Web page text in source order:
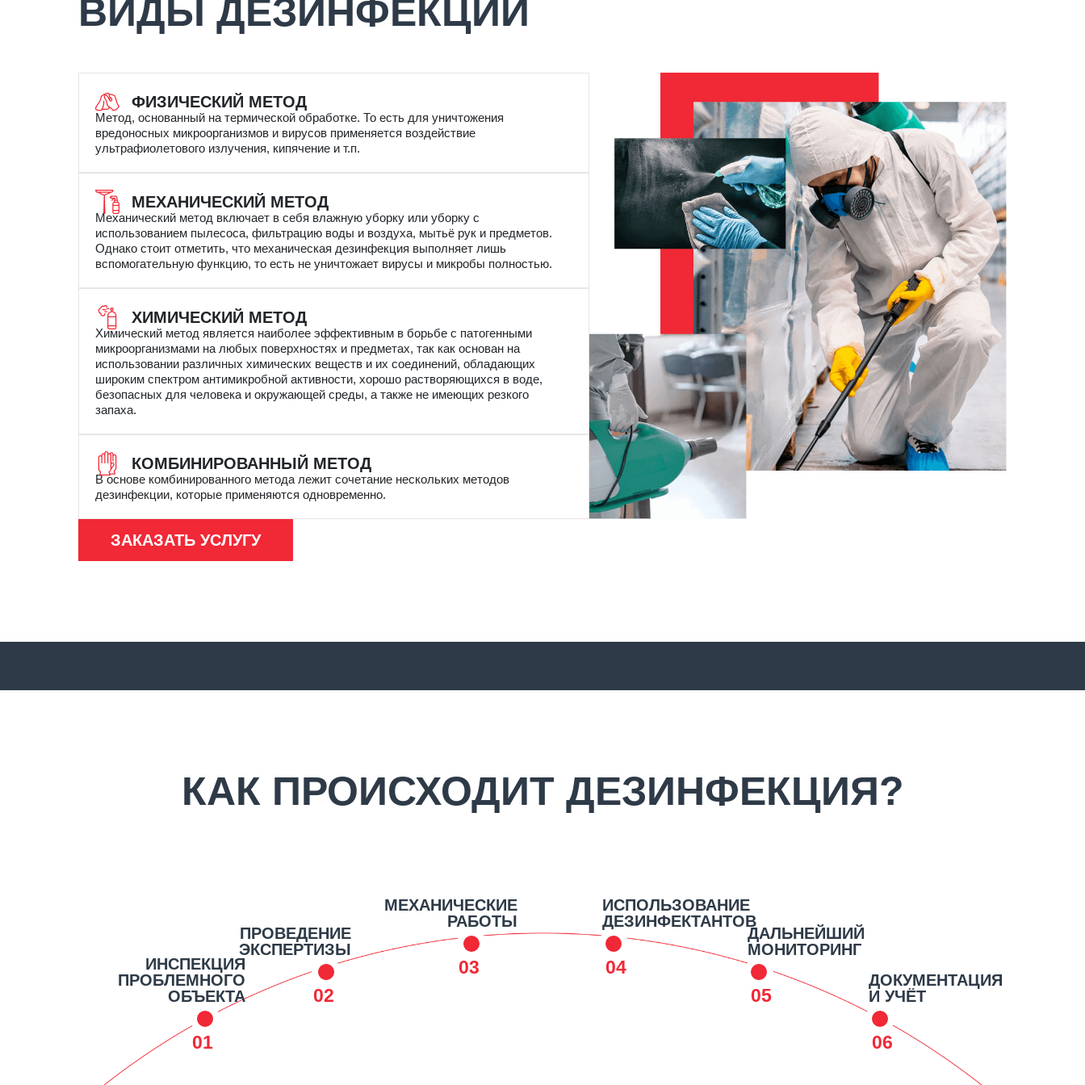
ВИДЫ ДЕЗИНФЕКЦИИ
ФИЗИЧЕСКИЙ МЕТОД
Метод, основанный на термической обработке. То есть для уничтожения
вредоносных микроорганизмов и вирусов применяется воздействие
ультрафиолетового излучения, кипячение и т.п.
МЕХАНИЧЕСКИЙ МЕТОД
Механический метод включает в себя влажную уборку или уборку с
использованием пылесоса, фильтрацию воды и воздуха, мытьё рук и предметов.
Однако стоит отметить, что механическая дезинфекция выполняет лишь
вспомогательную функцию, то есть не уничтожает вирусы и микробы полностью.
ХИМИЧЕСКИЙ МЕТОД
Химический метод является наиболее эффективным в борьбе с патогенными
микроорганизмами на любых поверхностях и предметах, так как основан на
использовании различных химических веществ и их соединений, обладающих
широким спектром антимикробной активности, хорошо растворяющихся в воде,
безопасных для человека и окружающей среды, а также не имеющих резкого
запаха.
КОМБИНИРОВАННЫЙ МЕТОД
В основе комбинированного метода лежит сочетание нескольких методов
дезинфекции, которые применяются одновременно.
ЗАКАЗАТЬ УСЛУГУ
КАК ПРОИСХОДИТ ДЕЗИНФЕКЦИЯ?
ИНСПЕКЦИЯ
ПРОБЛЕМНОГО
ОБЪЕКТА
01
ПРОВЕДЕНИЕ
ЭКСПЕРТИЗЫ
02
МЕХАНИЧЕСКИЕ
РАБОТЫ
03
ИСПОЛЬЗОВАНИЕ
ДЕЗИНФЕКТАНТОВ
04
ДАЛЬНЕЙШИЙ
МОНИТОРИНГ
05
ДОКУМЕНТАЦИЯ
И УЧЁТ
06